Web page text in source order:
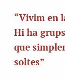
“Vivim en
Hi ha
que
soltes”